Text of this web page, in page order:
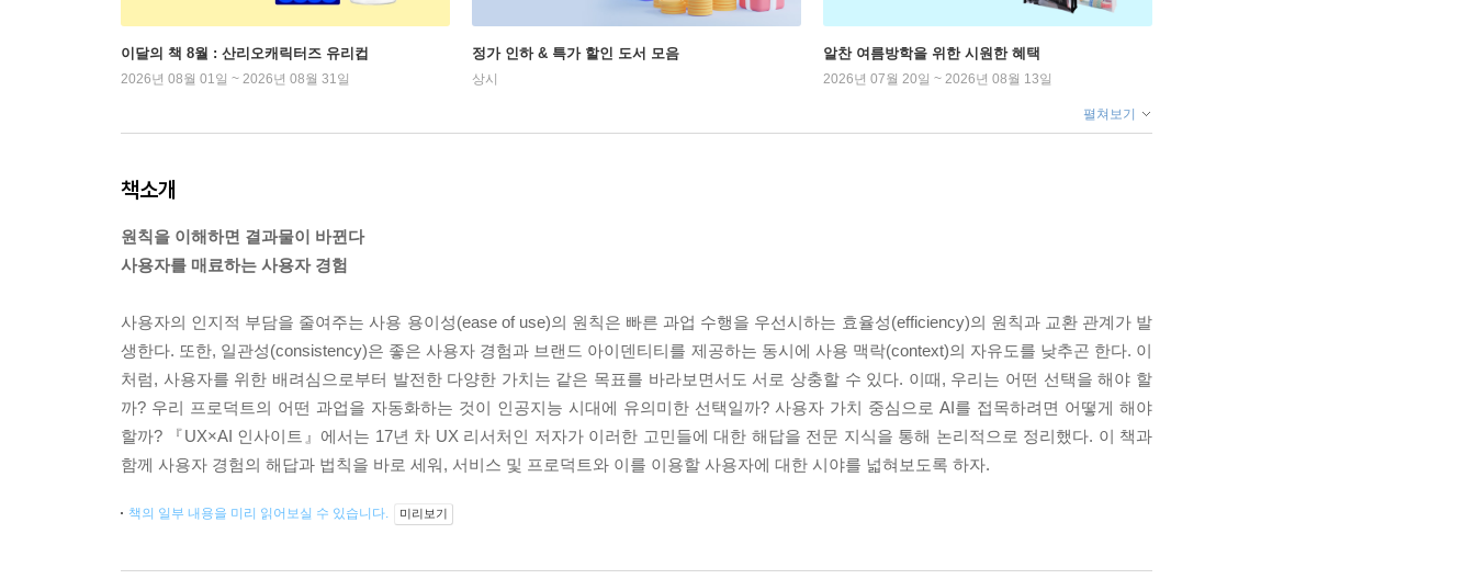
이달의 책 8월 : 산리오캐릭터즈 유리컵
2026년 08월 01일 ~ 2026년 08월 31일
정가 인하 & 특가 할인 도서 모음
상시
알찬 여름방학을 위한 시원한 혜택
2026년 07월 20일 ~ 2026년 08월 13일
펼쳐보기
책소개
원칙을 이해하면 결과물이 바뀐다
사용자를 매료하는 사용자 경험
사용자의 인지적 부담을 줄여주는 사용 용이성(ease of use)의 원칙은 빠른 과업 수행을 우선시하는 효율성(efficiency)의 원칙과 교환 관계가 발
생한다. 또한, 일관성(consistency)은 좋은 사용자 경험과 브랜드 아이덴티티를 제공하는 동시에 사용 맥락(context)의 자유도를 낮추곤 한다. 이
처럼, 사용자를 위한 배려심으로부터 발전한 다양한 가치는 같은 목표를 바라보면서도 서로 상충할 수 있다. 이때, 우리는 어떤 선택을 해야 할
까? 우리 프로덕트의 어떤 과업을 자동화하는 것이 인공지능 시대에 유의미한 선택일까? 사용자 가치 중심으로 AI를 접목하려면 어떻게 해야
할까? 『UX×AI 인사이트』에서는 17년 차 UX 리서처인 저자가 이러한 고민들에 대한 해답을 전문 지식을 통해 논리적으로 정리했다. 이 책과
함께 사용자 경험의 해답과 법칙을 바로 세워, 서비스 및 프로덕트와 이를 이용할 사용자에 대한 시야를 넓혀보도록 하자.
책의 일부 내용을 미리 읽어보실 수 있습니다. 미리보기